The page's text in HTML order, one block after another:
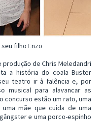
filho Enzo
de Chris Meledandri
a história do coala Buster
teatro ir à falência e, por
musical para alavancar as
concurso estão um rato, uma
mãe que cuida de uma
e uma porco-espinho